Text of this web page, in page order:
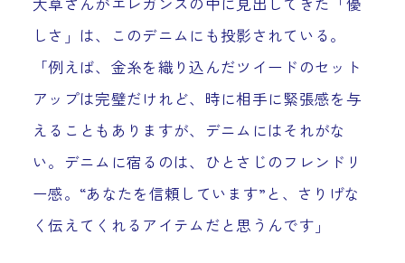
しさ」は、このデニムにも投影されている。
「例えば、金糸を織り込んだツイードのセット
アップは完璧だけれど、時に相手に緊張感を与
えることもありますが、デニムにはそれがな
い。デニムに宿るのは、ひとさじのフレンドリ
ー感。“あなたを信頼しています”と、さりげな
く伝えてくれるアイテムだと思うんです」